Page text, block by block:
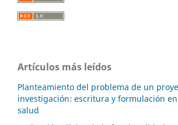
Artículos más leídos
Planteamiento del problema de un
investigación: escritura y formulación
salud